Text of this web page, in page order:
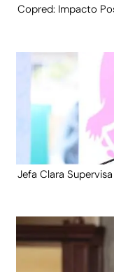
Copred: Impacto
Jefa Clara